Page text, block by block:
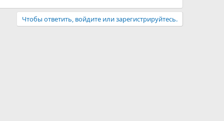
Чтобы ответить, войдите или зарегистрируйтесь.